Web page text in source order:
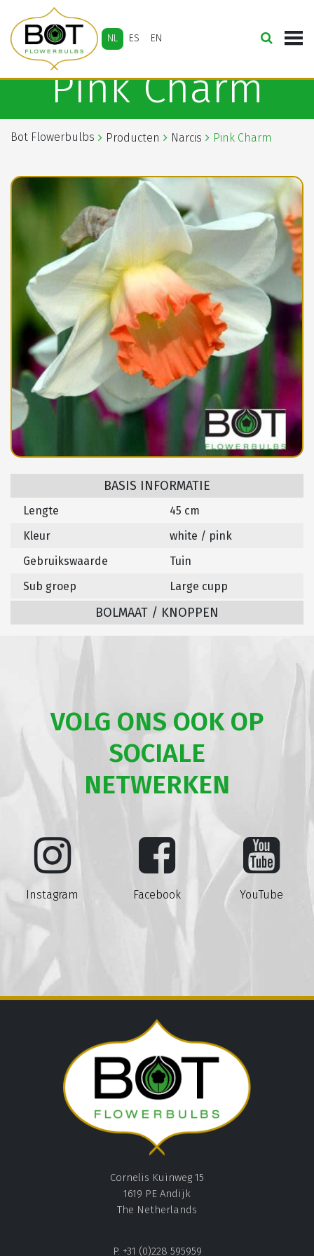
NL ES EN
Pink Charm
Bot Flowerbulbs Producten Narcis Pink Charm
BASIS INFORMATIE
Lengte
45 cm
Kleur
white / pink
Gebruikswaarde
Tuin
Sub groep
Large cupp
BOLMAAT / KNOPPEN
VOLG ONS OOK OP
SOCIALE
NETWERKEN
Instagram Facebook YouTube
Cornelis Kuinweg 15
1619 PE Andijk
The Netherlands
P. +31 (0)228 595959